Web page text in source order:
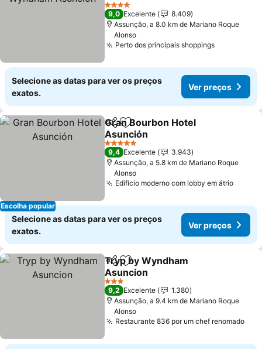
4 Estrelas
9,0 Excelente
8.409
Assunção, a 8.0 km de Mariano Roque
Alonso
Perto dos principais shoppings
Selecione as datas para ver os preços
exatos.
Ver preços
Escolha popular
PartilharAdicionar aos favoritos
Gran Bourbon Hotel
Asunción
5 Estrelas
9,4 Excelente
3.943
Assunção, a 5.8 km de Mariano Roque
Alonso
Edifício moderno com lobby em átrio
Selecione as datas para ver os preços
exatos.
Ver preços
PartilharAdicionar aos favoritos
Tryp by Wyndham
Asuncion
3 Estrelas
9,2 Excelente
1.380
Assunção, a 9.4 km de Mariano Roque
Alonso
Restaurante 836 por um chef renomado